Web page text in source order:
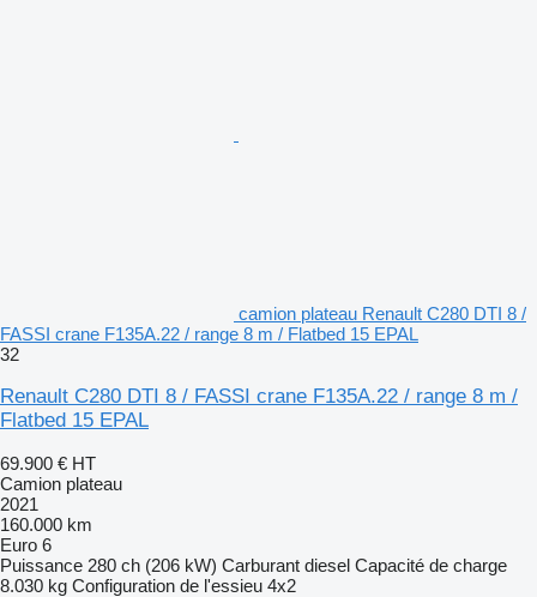
camion plateau Renault C280 DTI 8 /
FASSI crane F135A.22 / range 8 m / Flatbed 15 EPAL
32
Renault C280 DTI 8 / FASSI crane F135A.22 / range 8 m /
Flatbed 15 EPAL
69.900 € HT
Camion plateau
2021
160.000 km
Euro 6
Puissance 280 ch (206 kW) Carburant diesel Capacité de charge
8.030 kg Configuration de l'essieu 4x2